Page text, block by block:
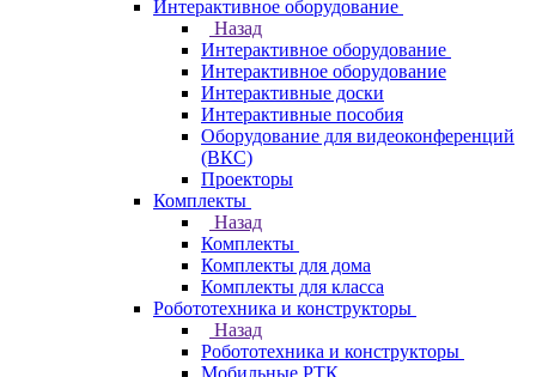
Интерактивное оборудование
Назад
Интерактивное оборудование
Интерактивное оборудование
Интерактивные доски
Интерактивные пособия
Оборудование для видеоконференций
(ВКС)
Проекторы
Комплекты
Назад
Комплекты
Комплекты для дома
Комплекты для класса
Робототехника и конструкторы
Назад
Робототехника и конструкторы
Мобильные РТК